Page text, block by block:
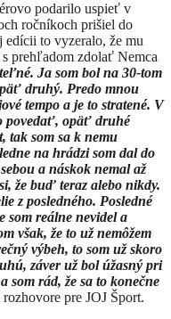
podarilo uspieť v
ročníkoch prišiel do
to vyzeralo, že mu
prehľadom zdolať Nemca
Ja som bol na 30-tom
druhý. Predo mnou
tempo a je to stratené. V
povedať, opäť druhé
tak som sa k nemu
na hrádzi som dal do
a náskok nemal až
že buď teraz alebo nikdy.
z posledného. Posledné
som reálne nevidel a
však, že to už nemôžem
výbeh, to som už skoro
záver už bol úžasný pri
rád, že sa to konečne
pre JOJ Šport.